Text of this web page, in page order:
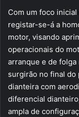
Com um foco
registar-se-á a
motor, visando
operacionais do
arranque e de folga
surgirão no final do
dianteira com
diferencial
ampla de